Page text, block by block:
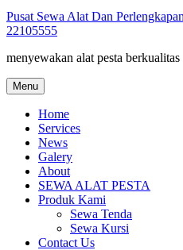
Pusat Sewa Alat Dan
22105555
menyewakan alat pesta
Menu
Home
Services
News
Galery
About
SEWA ALAT PESTA
Produk Kami
Sewa Tenda
Sewa Kursi
Contact Us